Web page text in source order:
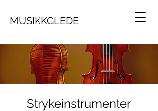
MUSIKKGLEDE
Strykeinstrumenter